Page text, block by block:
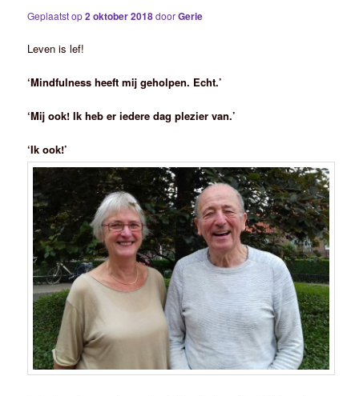
Geplaatst op2 oktober 2018doorGerie
Leven is lef!
‘Mindfulness heeft mij geholpen. Echt.’
‘Mij ook! Ik heb er iedere dag plezier van.’
‘Ik ook!’